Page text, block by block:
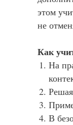
этом
не
Как
На
В